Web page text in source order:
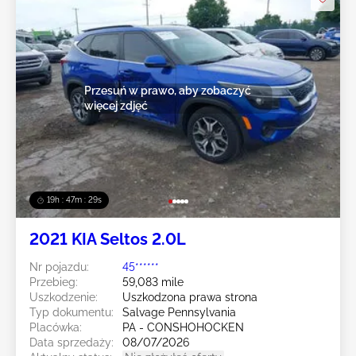
19h : 47m : 27s
Przesuń w prawo, aby zobaczyć
więcej zdjęć
2021 KIA Seltos 2.0L
Nr pojazdu:
45******
Przebieg:
59,083 mile
Uszkodzenie:
Uszkodzona prawa strona
Typ dokumentu:
Salvage Pennsylvania
Placówka:
PA - CONSHOHOCKEN
Data sprzedaży:
08/07/2026